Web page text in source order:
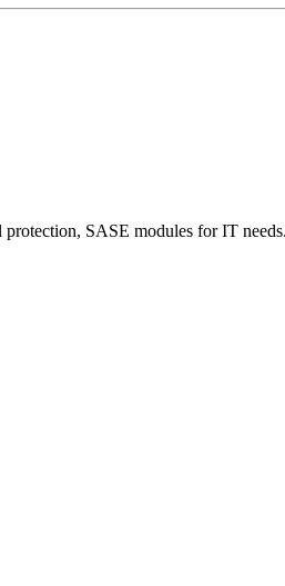
SASE modules for IT